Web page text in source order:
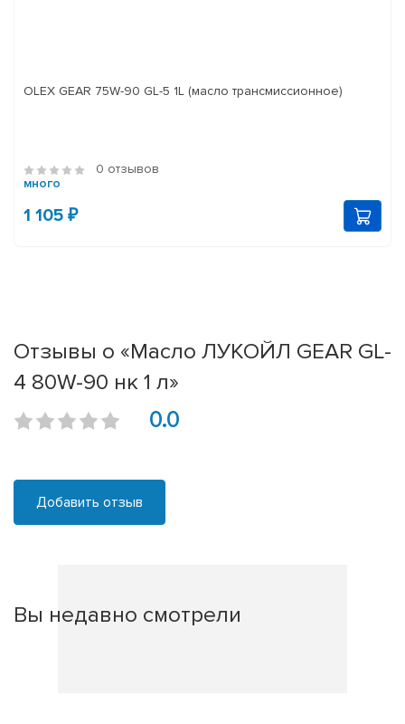
OLEX GEAR 75W-90 GL-5 1L (масло трансмиссионное)
0 отзывов
много
1 105 ₽
Отзывы о «Масло ЛУКОЙЛ GEAR GL-
4 80W-90 нк 1 л»
0.0
Добавить отзыв
Вы недавно смотрели